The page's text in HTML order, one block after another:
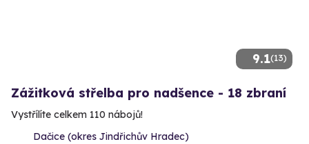
9.1(13)
Zážitková střelba pro nadšence - 18 zbraní
Vystřílíte celkem 110 nábojů!
Dačice (okres Jindřichův Hradec)